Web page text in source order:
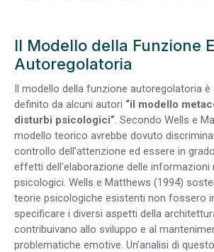
Il Modello della Funzione
Autoregolatoria
Il modello della funzione autoregolatoria
definito da alcuni autori “il modello
disturbi psicologici”. Secondo Wells e
modello teorico avrebbe dovuto
controllo dell’attenzione ed essere in
effetti dell’elaborazione delle informazioni
psicologici. Wells e Matthews (1994)
teorie psicologiche esistenti non fossero
specificare i diversi aspetti della
contribuivano allo sviluppo e al
problematiche emotive. Un’analisi di